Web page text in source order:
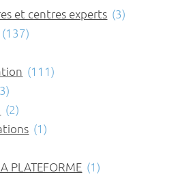
et centres experts (3)
(137)
(111)
(2)
(1)
PLATEFORME (1)